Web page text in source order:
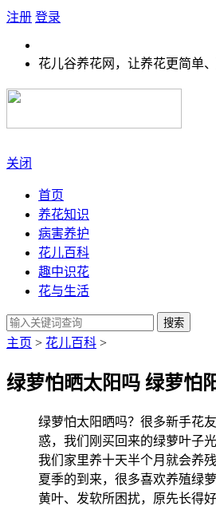
注册 登录
花儿谷养花网，让养花更简单、
关闭
首页
养花知识
病害养护
花儿百科
趣中识花
花与生活
搜索
主页 > 花儿百科 >
绿萝怕晒太阳吗 绿萝怕
绿萝怕太阳晒吗？很多新手花
惑，我们刚买回来的绿萝叶子
我们家里养十天半个月就会养
夏季的到来，很多喜欢养殖绿
黄叶、发软所困扰，原先长得